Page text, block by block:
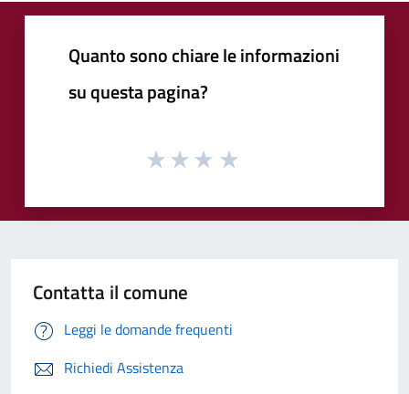
Quanto sono chiare le informazioni
su questa pagina?
Contatta il comune
Leggi le domande frequenti
Richiedi Assistenza